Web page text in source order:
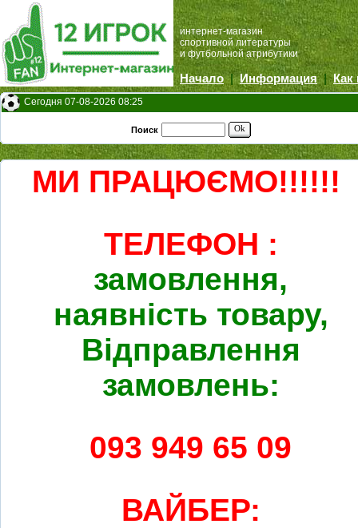
интернет-магазин
спортивной литературы
и футбольной атрибутики
Начало |Информация |Как
Сегодня 07-08-2026 08:25
Поиск Ok
МИ ПРАЦЮЄМО!!!!!!
ТЕЛЕФОН :
замовлення,
наявність товару,
Відправлення
замовлень:
093 949 65 09
ВАЙБЕР: